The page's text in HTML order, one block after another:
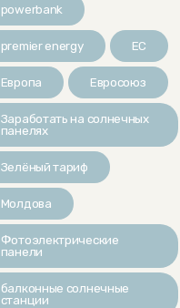
powerbank
premier energy ЕС
Европа Евросоюз
Заработать на солнечных
панелях
Зелёный тариф
Молдова
Фотоэлектрические
панели
балконные солнечные
станции